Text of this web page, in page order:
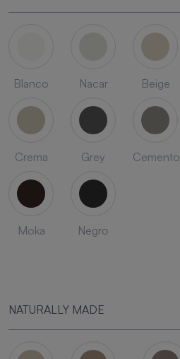
Blanco Nacar Beige
Crema Grey Cemento
Moka Negro
NATURALLY MADE